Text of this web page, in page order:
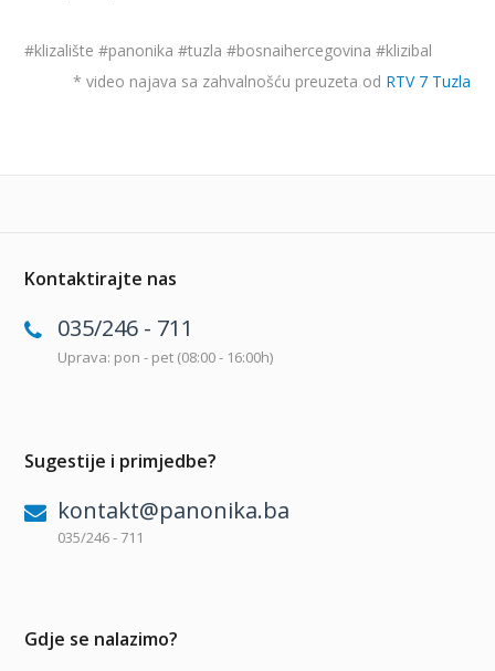
#klizalište #panonika #tuzla #bosnaihercegovina #klizibal
* video najava sa zahvalnošću preuzeta od RTV 7 Tuzla
Kontaktirajte nas
035/246 - 711
Uprava: pon - pet (08:00 - 16:00h)
Sugestije i primjedbe?
kontakt@panonika.ba
035/246 - 711
Gdje se nalazimo?